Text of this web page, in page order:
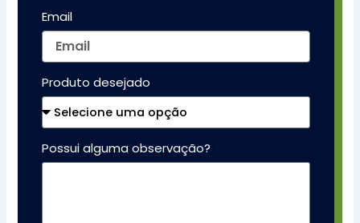
Email
Produto desejado
Possui alguma observação?